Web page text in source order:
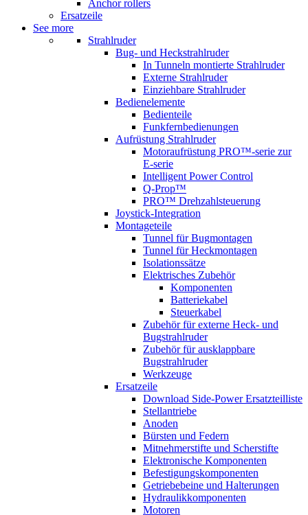
Anchor rollers
Ersatzeile
See more
Strahlruder
Bug- und Heckstrahlruder
In Tunneln montierte Strahlruder
Externe Strahlruder
Einziehbare Strahlruder
Bedienelemente
Bedienteile
Funkfernbedienungen
Aufrüstung Strahlruder
Motoraufrüstung PRO™-serie zur
E-serie
Intelligent Power Control
Q-Prop™
PRO™ Drehzahlsteuerung
Joystick-Integration
Montageteile
Tunnel für Bugmontagen
Tunnel für Heckmontagen
Isolationssätze
Elektrisches Zubehör
Komponenten
Batteriekabel
Steuerkabel
Zubehör für externe Heck- und
Bugstrahlruder
Zubehör für ausklappbare
Bugstrahlruder
Werkzeuge
Ersatzeile
Download Side-Power Ersatzteilliste
Stellantriebe
Anoden
Bürsten und Federn
Mitnehmerstifte und Scherstifte
Elektronische Komponenten
Befestigungskomponenten
Getriebebeine und Halterungen
Hydraulikkomponenten
Motoren